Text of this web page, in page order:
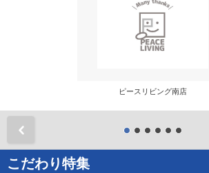
ピースリビング南店
こだわり特集